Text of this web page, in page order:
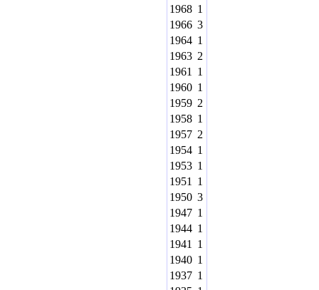
1968 1
1966 3
1964 1
1963 2
1961
1
1960 1
1959 2
1958 1
1957 2
1954 1
1953 1
1951
1
1950 3
1947 1
1944 1
1941
1
1940 1
1937 1